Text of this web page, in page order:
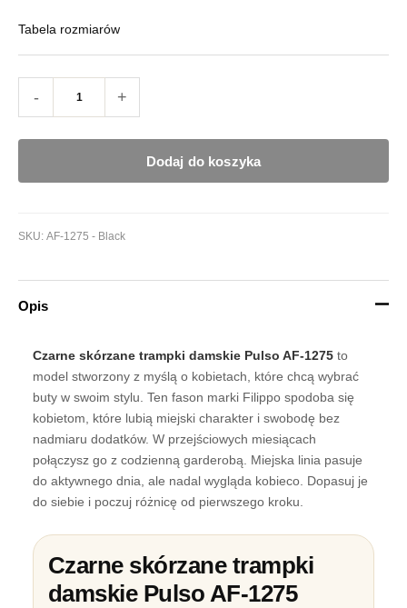
Tabela rozmiarów
- +
Dodaj do koszyka
SKU: AF-1275 - Black
Opis
Czarne skórzane trampki damskie Pulso AF-1275 to
model stworzony z myślą o kobietach, które chcą wybrać
buty w swoim stylu. Ten fason marki Filippo spodoba się
kobietom, które lubią miejski charakter i swobodę bez
nadmiaru dodatków. W przejściowych miesiącach
połączysz go z codzienną garderobą. Miejska linia pasuje
do aktywnego dnia, ale nadal wygląda kobieco. Dopasuj je
do siebie i poczuj różnicę od pierwszego kroku.
Czarne skórzane trampki
damskie Pulso AF-1275